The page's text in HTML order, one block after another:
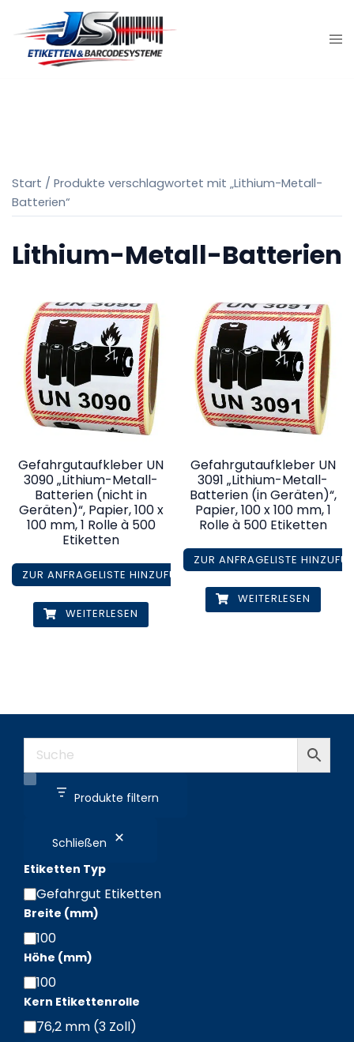
Inhalt
springen
Start / Produkte verschlagwortet mit „Lithium-Metall-
Batterien“
Lithium-Metall-Batterien
Gefahrgutaufkleber UN
3090 „Lithium-Metall-
Batterien (nicht in
Geräten)“, Papier, 100 x
100 mm, 1 Rolle à 500
Etiketten
ZUR ANFRAGELISTE HINZUFÜGEN
WEITERLESEN
Gefahrgutaufkleber UN
3091 „Lithium-Metall-
Batterien (in Geräten)“,
Papier, 100 x 100 mm, 1
Rolle à 500 Etiketten
ZUR ANFRAGELISTE
WEITERLESEN
Produkte filtern
Schließen
Etiketten Typ
Etiketten
Typ
Gefahrgut Etiketten
Breite (mm)
Breite
(mm)
100
Höhe (mm)
Höhe
(mm)
100
Kern Etikettenrolle
Kern
76,2 mm (3 Zoll)